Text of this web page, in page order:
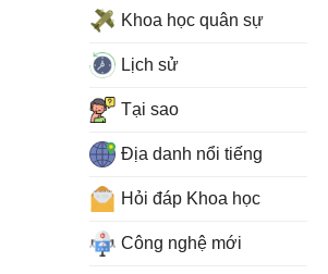
Khoa học quân sự
Lịch sử
Tại sao
Địa danh nổi tiếng
Hỏi đáp Khoa học
Công nghệ mới